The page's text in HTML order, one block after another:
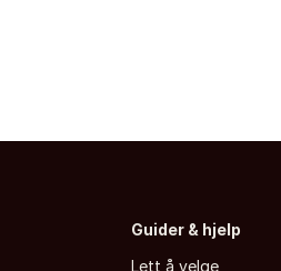
Guider & hjelp
Lett å velge